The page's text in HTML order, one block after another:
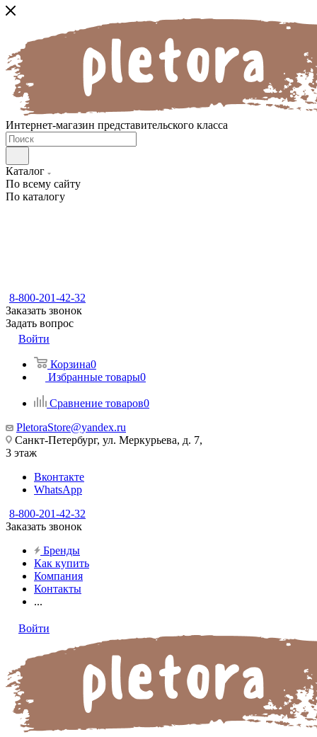
Интернет-магазин представительского класса
Каталог
По всему сайту
По каталогу
8-800-201-42-32
Заказать звонок
Задать вопрос
Войти
Корзина0
Избранные товары0
Сравнение товаров0
PletoraStore@yandex.ru
Санкт-Петербург, ул. Меркурьева, д. 7,
3 этаж
Вконтакте
WhatsApp
8-800-201-42-32
Заказать звонок
Бренды
Как купить
Компания
Контакты
...
Войти